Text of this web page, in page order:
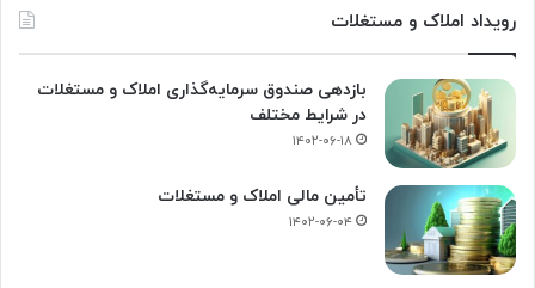
رویداد املاک و مستغلات
بازدهی صندوق سرمایه‌گذاری املاک و مستغلات
در شرایط مختلف
۱۴۰۲-۰۶-۱۸
تأمین مالی املاک و مستغلات
۱۴۰۲-۰۶-۰۴